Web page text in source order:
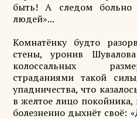
быть! А следом больно
людей»...
Комнатёнку будто
стены, уронив
колоссальных
страданиями такой
упадничества, что
в желтое лицо
болезненно дыхнёт своё: